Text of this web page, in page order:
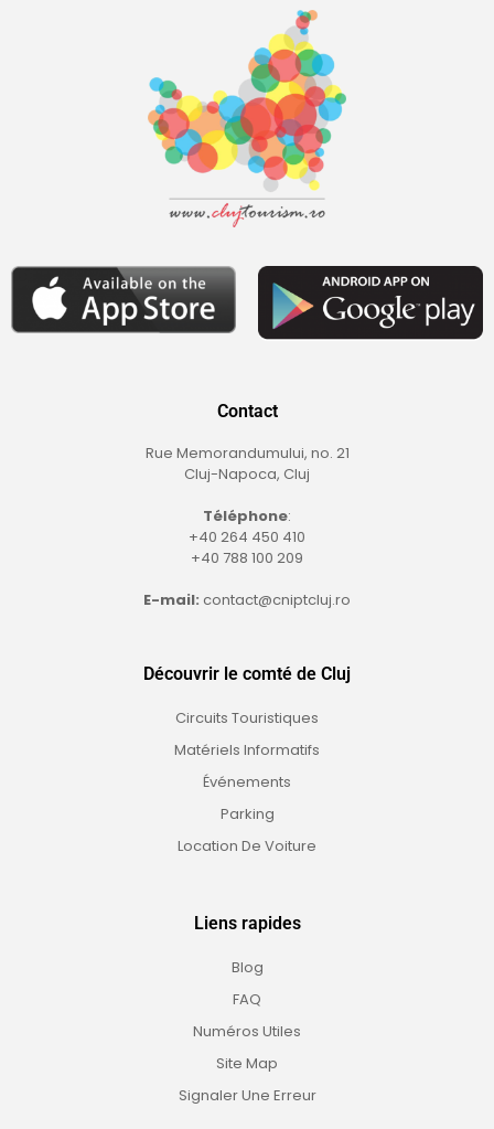
Contact
Rue Memorandumului, no. 21
Cluj-Napoca, Cluj
Téléphone:
+40 264 450 410
+40 788 100 209
E-mail: contact@cniptcluj.ro
Découvrir le comté de Cluj
Circuits Touristiques
Matériels Informatifs
Événements
Parking
Location De Voiture
Liens rapides
Blog
FAQ
Numéros Utiles
Site Map
Signaler Une Erreur